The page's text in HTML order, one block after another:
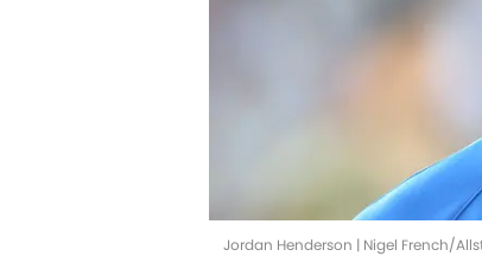
Jordan Henderson | Nigel French/